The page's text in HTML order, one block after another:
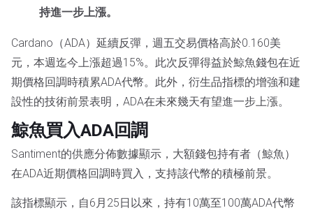
持進一步上漲。
Cardano（ADA）延續反彈，週五交易價格高於0.160美
元，本週迄今上漲超過15%。此次反彈得益於鯨魚錢包在近
期價格回調時積累ADA代幣。此外，衍生品指標的增強和建
設性的技術前景表明，ADA在未來幾天有望進一步上漲。
鯨魚買入ADA回調
Santiment的供應分佈數據顯示，大額錢包持有者（鯨魚）
在ADA近期價格回調時買入，支持該代幣的積極前景。
該指標顯示，自6月25日以來，持有10萬至100萬ADA代幣